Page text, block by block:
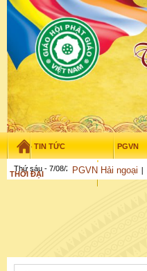
TIN TỨC PGVN
PGVN Hải ngoại
THỜI ĐẠI TUỔI TRẺ
Thứ sáu - 7/08/2026 – 02: 15:21